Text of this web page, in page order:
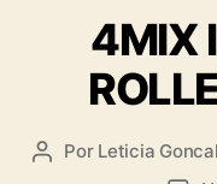
4MIX
A Por Leticia